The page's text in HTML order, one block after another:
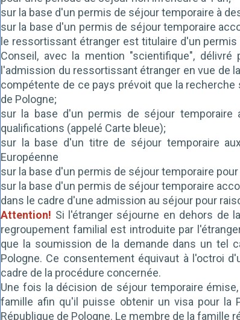
sur la base d'un permis de séjour temporaire à
sur la base d'un permis de séjour temporaire
le ressortissant étranger est titulaire d'un
Conseil, avec la mention "scientifique",
l'admission du ressortissant étranger en vue de
compétente de ce pays prévoit que la
de Pologne;
sur la base d'un permis de séjour temporaire
qualifications (appelé Carte bleue);
sur la base d'un titre de séjour temporaire
Européenne
sur la base d'un permis de séjour temporaire
sur la base d'un permis de séjour temporaire
dans le cadre d'une admission au séjour pour
Attention! Si l'étranger séjourne en dehors de
regroupement familial est introduite par
que la soumission de la demande dans un tel
Pologne. Ce consentement équivaut à l'octroi
cadre de la procédure concernée.
Une fois la décision de séjour temporaire
famille afin qu'il puisse obtenir un visa pour la
République de Pologne. Le membre de la famille